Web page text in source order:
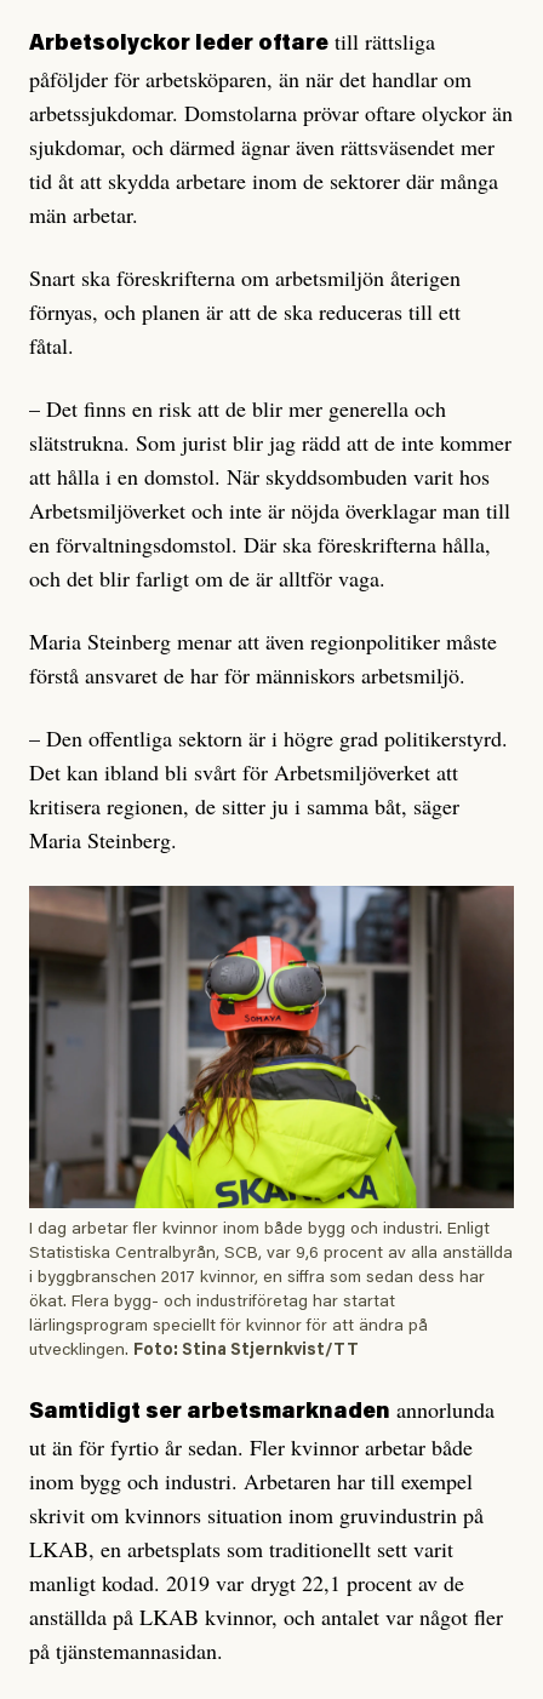
Arbetsolyckor leder oftare till rättsliga
påföljder för arbetsköparen, än när det handlar om
arbetssjukdomar. Domstolarna prövar oftare olyckor än
sjukdomar, och därmed ägnar även rättsväsendet mer
tid åt att skydda arbetare inom de sektorer där många
män arbetar.
Snart ska föreskrifterna om arbetsmiljön återigen
förnyas, och planen är att de ska reduceras till ett
fåtal.
– Det finns en risk att de blir mer generella och
slätstrukna. Som jurist blir jag rädd att de inte kommer
att hålla i en domstol. När skyddsombuden varit hos
Arbetsmiljöverket och inte är nöjda överklagar man till
en förvaltningsdomstol. Där ska föreskrifterna hålla,
och det blir farligt om de är alltför vaga.
Maria Steinberg menar att även regionpolitiker måste
förstå ansvaret de har för människors arbetsmiljö.
– Den offentliga sektorn är i högre grad politikerstyrd.
Det kan ibland bli svårt för Arbetsmiljöverket att
kritisera regionen, de sitter ju i samma båt, säger
Maria Steinberg.
I dag arbetar fler kvinnor inom både bygg och industri. Enligt
Statistiska Centralbyrån, SCB, var 9,6 procent av alla anställda
i byggbranschen 2017 kvinnor, en siffra som sedan dess har
ökat. Flera bygg- och industriföretag har startat
lärlingsprogram speciellt för kvinnor för att ändra på
utvecklingen. Foto: Stina Stjernkvist/TT
Samtidigt ser arbetsmarknaden annorlunda
ut än för fyrtio år sedan. Fler kvinnor arbetar både
inom bygg och industri. Arbetaren har till exempel
skrivit om kvinnors situation inom gruvindustrin på
LKAB, en arbetsplats som traditionellt sett varit
manligt kodad. 2019 var drygt 22,1 procent av de
anställda på LKAB kvinnor, och antalet var något fler
på tjänstemannasidan.